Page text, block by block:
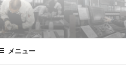
飾金物製品・強化ガラス製品・装飾アク
ザイン・製作・施工
メニュー